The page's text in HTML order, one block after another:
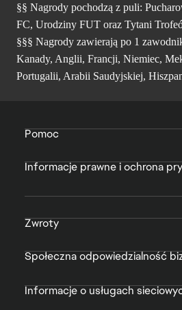
§§ Nagrody pochodzą z puli:
FC, Urodziny FUT oraz Tytani
§§§ Nagrody zawierają po 1
Kanady, Anglii, Francji, Niemiec,
Portugalii, Arabii Saudyjskiej,
Pomoc
Informacje prawne i ochrona
Zwroty
Społeczna odpowiedzialność
Informacje o usługach